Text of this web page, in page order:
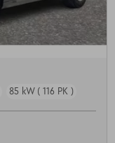
85 kW ( 116 PK )